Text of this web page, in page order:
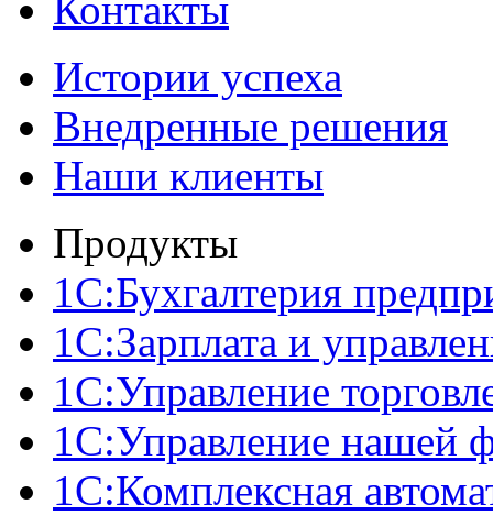
Истории успеха
Внедренные решения
Наши клиенты
Продукты
1С:Бухгалтерия
1С:Зарплата и
1С:Управление
1С:Управление нашей
1С:Комплексная